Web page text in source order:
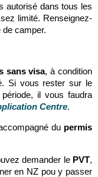
autorisé dans tous les
limité. Renseignez-
camper.
sans visa, à condition
Si vous rester sur le
il vous faudra
Centre.
du permis
demander le PVT,
en NZ pou y passer